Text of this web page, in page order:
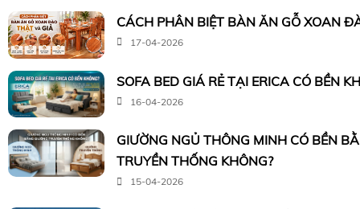
CÁCH PHÂN BIỆT BÀN ĂN GỖ XOAN
17-04-2026
SOFA BED GIÁ RẺ TẠI ERICA CÓ BỀN
16-04-2026
GIƯỜNG NGỦ THÔNG MINH CÓ BỀN
TRUYỀN THỐNG KHÔNG?
15-04-2026